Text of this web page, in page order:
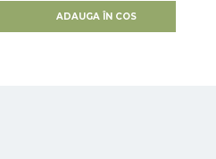
ADAUGA ÎN COS